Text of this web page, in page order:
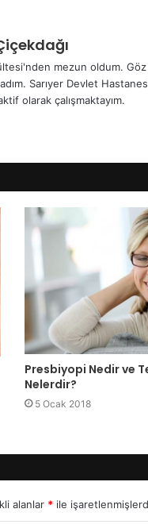
mezun oldum. Göz
Sarıyer Devlet
olarak çalışmaktayım.
Presbiyopi Nedir ve
Nelerdir?
5 Ocak 2018
alanlar * ile